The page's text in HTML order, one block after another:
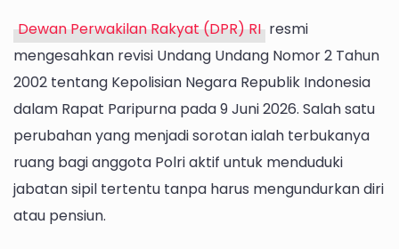
Polri
Kembali
Soroti
Kehadiran
Pusat
Studi
Kepolisian
Untirta
Dewan Perwakilan Rakyat (DPR) RI resmi
mengesahkan revisi Undang Undang Nomor 2 Tahun
2002 tentang Kepolisian Negara Republik Indonesia
dalam Rapat Paripurna pada 9 Juni 2026. Salah satu
perubahan yang menjadi sorotan ialah terbukanya
ruang bagi anggota Polri aktif untuk menduduki
jabatan sipil tertentu tanpa harus mengundurkan diri
atau pensiun.